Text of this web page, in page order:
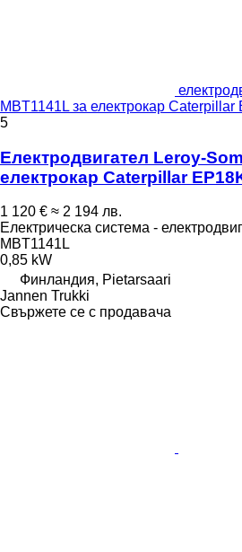
MBT1141L за електрокар Caterpillar
5
Електродвигател Leroy-
електрокар Caterpillar
1 120 € ≈ 2 194 лв.
Електрическа система -
MBT1141L
0,85 kW
Финландия, Pietarsaari
Jannen Trukki
Свържете се с продавача